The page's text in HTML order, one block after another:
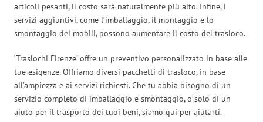
articoli pesanti, il costo sarà naturalmente più alto. Infine, i
servizi aggiuntivi, come l’imballaggio, il montaggio e lo
smontaggio dei mobili, possono aumentare il costo del trasloco.
‘Traslochi Firenze’ offre un preventivo personalizzato in base alle
tue esigenze. Offriamo diversi pacchetti di trasloco, in base
all’ampiezza e ai servizi richiesti. Che tu abbia bisogno di un
servizio completo di imballaggio e smontaggio, o solo di un
aiuto per il trasporto dei tuoi beni, siamo qui per aiutarti.